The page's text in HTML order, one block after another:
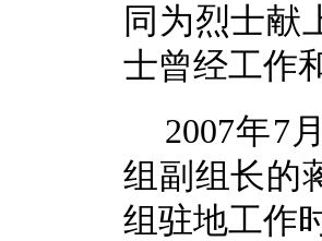
同为烈士献
士曾经工作
2007年7
组副组长的
组驻地工作